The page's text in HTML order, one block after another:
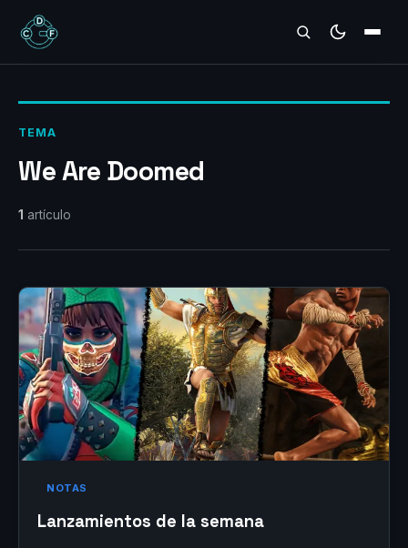
REVIEWS
TEMA
We Are Doomed
1 artículo
NOTAS
Lanzamientos de la semana